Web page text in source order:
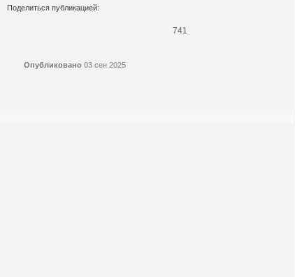
Поделиться публикацией:
741
Опубликовано 03 сен 2025